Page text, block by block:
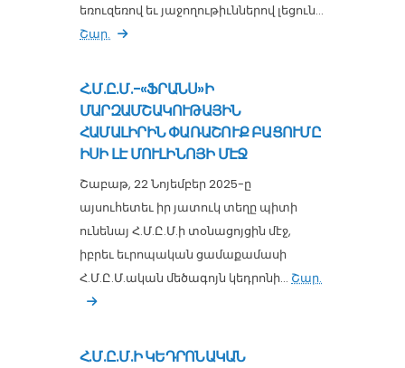
եռուզեռով եւ յաջողութիւններով լեցուն...
Շար.
Հ.Մ.Ը.Մ.-«ՖՐԱՆՍ»Ի
ՄԱՐԶԱՄՇԱԿՈՒԹԱՅԻՆ
ՀԱՄԱԼԻՐԻՆ ՓԱՌԱՇՈՒՔ ԲԱՑՈՒՄԸ
ԻՍԻ ԼԷ ՄՈՒԼԻՆՈՅԻ ՄԷՋ
Շաբաթ, 22 Նոյեմբեր 2025-ը
այսուհետեւ իր յատուկ տեղը պիտի
ունենայ Հ.Մ.Ը.Մ.ի տօնացոյցին մէջ,
իբրեւ եւրոպական ցամաքամասի
Հ.Մ.Ը.Մ.ական մեծագոյն կեդրոնի... Շար.
Հ.Մ.Ը.Մ.Ի ԿԵԴՐՈՆԱԿԱՆ